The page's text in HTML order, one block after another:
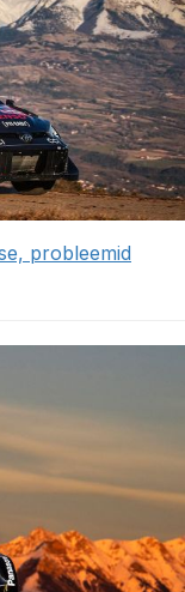
probleemid